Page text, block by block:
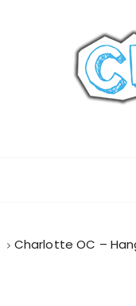
Charlotte OC –